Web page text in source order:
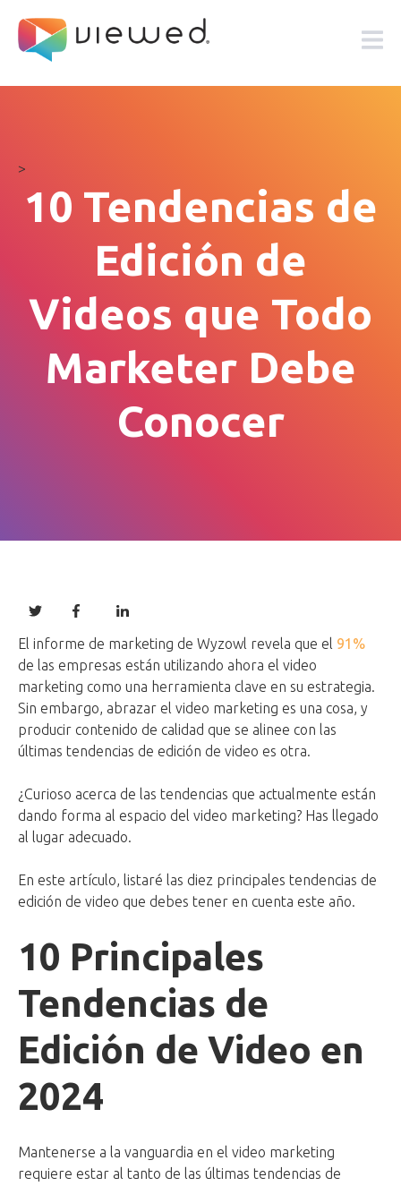
>
10 Tendencias de
Edición de
Videos que Todo
Marketer Debe
Conocer
El informe de marketing de Wyzowl revela que el 91%
de las empresas están utilizando ahora el video
marketing como una herramienta clave en su estrategia.
Sin embargo, abrazar el video marketing es una cosa, y
producir contenido de calidad que se alinee con las
últimas tendencias de edición de video es otra.
¿Curioso acerca de las tendencias que actualmente están
dando forma al espacio del video marketing? Has llegado
al lugar adecuado.
En este artículo, listaré las diez principales tendencias de
edición de video que debes tener en cuenta este año.
10 Principales
Tendencias de
Edición de Video en
2024
Mantenerse a la vanguardia en el video marketing
requiere estar al tanto de las últimas tendencias de